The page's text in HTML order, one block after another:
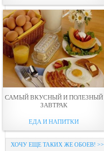
САМЫЙ ВКУСНЫЙ И ПОЛЕЗНЫЙ
ЗАВТРАК
ЕДА И НАПИТКИ
ХОЧУ ЕЩЕ ТАКИХ ЖЕ ОБОЕВ! >>